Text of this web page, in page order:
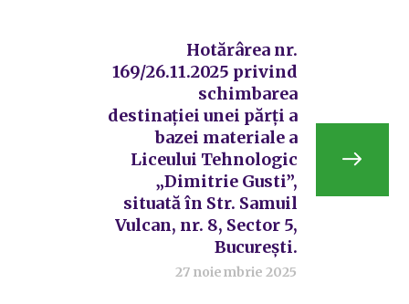
Hotărârea nr.
169/26.11.2025 privind
schimbarea
destinației unei părți a
bazei materiale a
Liceului Tehnologic
„Dimitrie Gusti”,
situată în Str. Samuil
Vulcan, nr. 8, Sector 5,
București.
27 noiembrie 2025